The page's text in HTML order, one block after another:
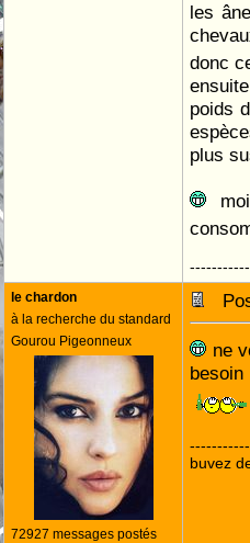
les
donc
poids
plus
le chardon
à la recherche du standard
Gourou Pigeonneux
72927 messages postés
ne
buvez